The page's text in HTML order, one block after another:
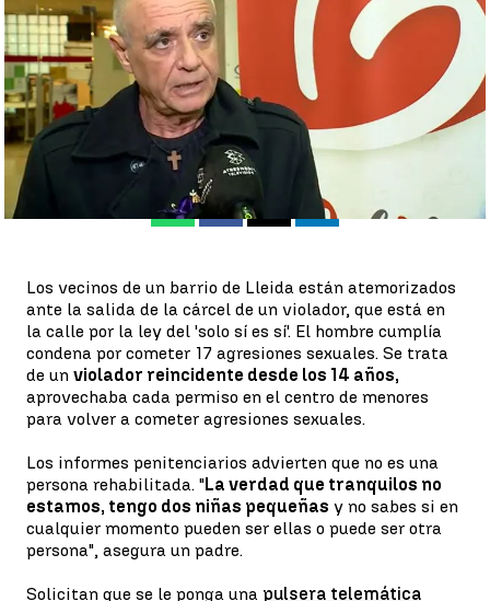
Rosario Miñano
Publicado:01 de febrero de 2023, 08:57
WhatsappFacebook
X Linkedin
Los vecinos de un barrio de Lleida están atemorizados
ante la salida de la cárcel de un violador, que está en
la calle por la ley del 'solo sí es sí'. El hombre cumplía
condena por cometer 17 agresiones sexuales. Se trata
de un violador reincidente desde los 14 años,
aprovechaba cada permiso en el centro de menores
para volver a cometer agresiones sexuales.
Los informes penitenciarios advierten que no es una
persona rehabilitada. "La verdad que tranquilos no
estamos, tengo dos niñas pequeñas y no sabes si en
cualquier momento pueden ser ellas o puede ser otra
persona", asegura un padre.
Solicitan que se le ponga una pulsera telemática